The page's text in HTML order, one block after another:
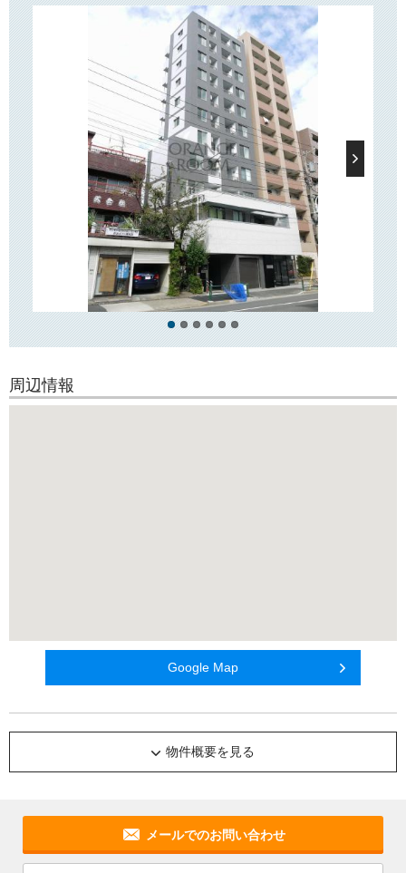
「フィーカ千石」周辺にはコンビニや郵便局などがございます。
また最寄り駅の「千石」駅前には複合商業施設「文京グリーンコート」
周辺情報
Google Map
物件概要を見る
メールでのお問い合わせ